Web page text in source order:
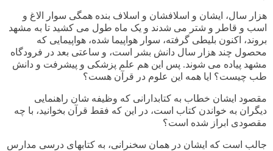
هزار سال، ایشان و اسلافشان و اسلاف بنده همگی سوار الاغ و
اسب و قاطر و شتر می شدند و یک ماه طول می کشید تا به مشهد
بروند، اکنون بلیطی گرفته، سوار هواپیما شده، هواپیمایی که
محصول چند هزار سال دانش بشر است، و ساعتی بعد در فرودگاه
مشهد پیاده می شوند. پس این هم علم پزشکی و پیشرفت و دانش
طب چیست؟ ایا همه این علوم در قرآن هست؟
مقصود ایشان خطاب به کتابدارانی که وظیفه شان راهنمایی
دیگران به خواندن کتاب است، در این که فقط قرآن بخوانید، با چه
مقصودی ابراز شده است؟
جالب است که ایشان در همان سخنرانی، به کتابهای درسی مدارس